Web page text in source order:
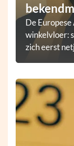
De
winkelvloer:
zich eerst